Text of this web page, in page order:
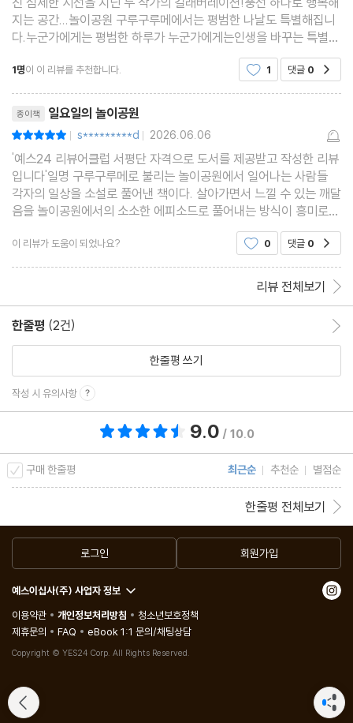
지는 공간...놀이공원 구루구루메에서는 평범한 나날도 특별해집니
다.누군가에게는 평범한 하루가 누군가에게는인생을 바꾸는 특별한
하루가 됩니다.다시 사랑을 시작하고, 용기를 얻으며,앞으로 나아갈
힘을 발견합니다.지친 하루의 끝, 잠시 웃음과 설
1명이 이 리뷰를 추천합니다. 1 댓글 0
종이책 일요일의 놀이공원
| s*********d | 2026.06.06
'예스24 리뷰어클럽 서평단 자격으로 도서를 제공받고 작성한 리뷰
입니다'일명 구루구루메로 불리는 놀이공원에서 일어나는 사람들
각자의 일상을 소설로 풀어낸 책이다. 살아가면서 느낄 수 있는 깨달
음을 놀이공원에서의 소소한 에피소드로 풀어내는 방식이 흥미로웠
다. 그 중심에는 피에로가 있었는데, 그의 삶을 7장 에피소드에서 엿
볼 수 있어서 좋았다. 마지막 8장에서는 앞 장에서
이 리뷰가 도움이 되었나요? 0 댓글 0
리뷰 전체보기
한줄평 (2건)
한줄평 쓰기
작성 시 유의사항
9.0 / 10.0
구매 한줄평 최근순 추천순 별점순
한줄평 전체보기
로그인 회원가입
예스이십사(주) 사업자 정보
이용약관
개인정보처리방침
청소년보호정책
제휴문의
FAQ eBook 1:1 문의/채팅상담
Copyright © YES24 Corp. All Rights Reserved.